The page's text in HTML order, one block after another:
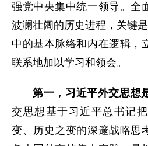
强党中央集中统一领导。全
波澜壮阔的历史进程，关键
中的基本脉络和内在逻辑，
联系地加以学习和领会。
第一，习近平外交思想
交思想基于习近平总书记
变、历史之变的深邃战略思